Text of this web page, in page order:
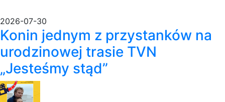
2026-07-30
Konin jednym z przystanków na
urodzinowej trasie TVN
„Jesteśmy stąd”